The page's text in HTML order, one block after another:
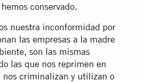
conservado.
nuestra inconformidad por
las empresas a la madre
son las mismas
las que nos reprimen en
nos criminalizan y utilizan o